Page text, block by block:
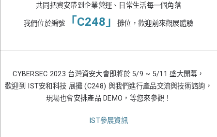
共同把資安帶到企業營運、日常生活每一個角落
我們位於編號 「C248」攤位，歡迎前來觀展體驗
CYBERSEC 2023 台灣資安大會即將於 5/9 ~ 5/11 盛大開幕，
歡迎到 IST安和科技 展攤 (C248) 與我們進行產品交流與技術諮詢，
現場也會安排產品 DEMO，等您來參觀！
IST參展資訊